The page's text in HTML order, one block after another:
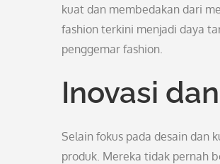
kuat dan membedakan dari
fashion terkini menjadi daya
penggemar fashion.
Inovasi
Selain fokus pada desain dan
produk. Mereka tidak pernah